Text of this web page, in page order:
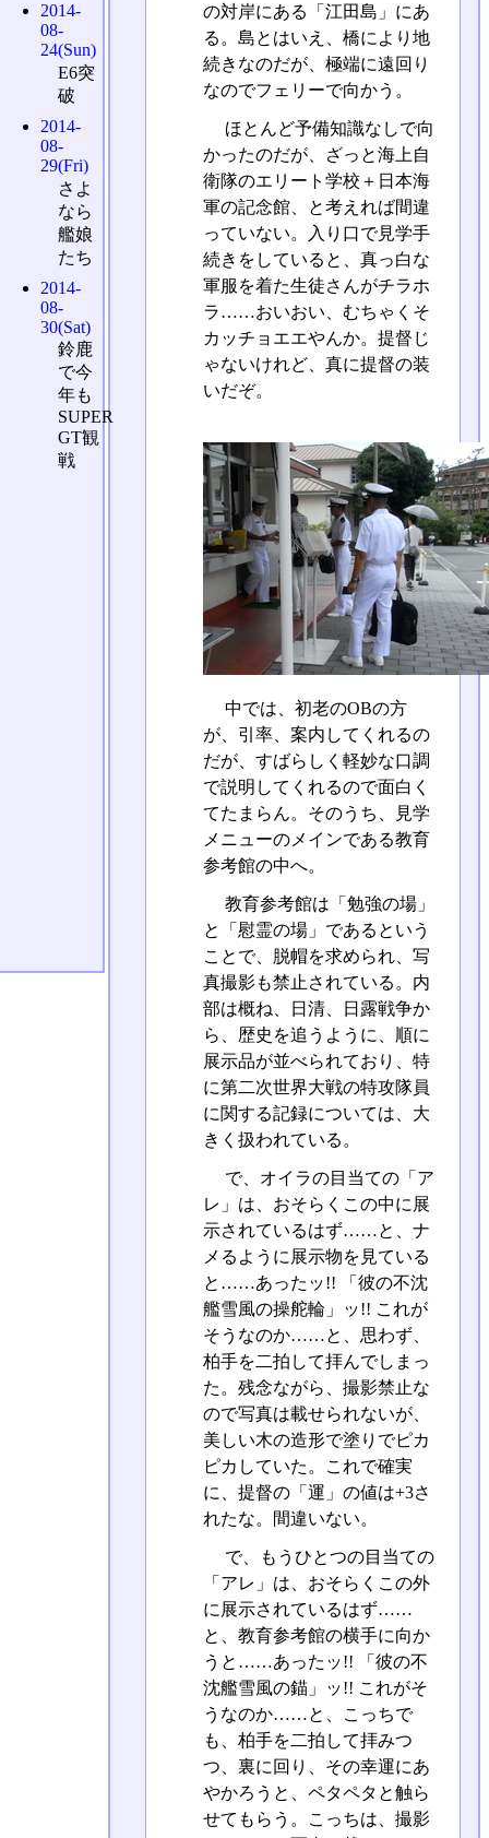
の対岸にある「江田島」にあ
る。島とはいえ、橋により地
続きなのだが、極端に遠回り
なのでフェリーで向かう。
ほとんど予備知識なしで向
かったのだが、ざっと海上自
衛隊のエリート学校＋日本海
軍の記念館、と考えれば間違
っていない。入り口で見学手
続きをしていると、真っ白な
軍服を着た生徒さんがチラホ
ラ……おいおい、むちゃくそ
カッチョエエやんか。提督じ
ゃないけれど、真に提督の装
いだぞ。
中では、初老のOBの方
が、引率、案内してくれるの
だが、すばらしく軽妙な口調
で説明してくれるので面白く
てたまらん。そのうち、見学
メニューのメインである教育
参考館の中へ。
教育参考館は「勉強の場」
と「慰霊の場」であるという
ことで、脱帽を求められ、写
真撮影も禁止されている。内
部は概ね、日清、日露戦争か
ら、歴史を追うように、順に
展示品が並べられており、特
に第二次世界大戦の特攻隊員
に関する記録については、大
きく扱われている。
で、オイラの目当ての「ア
レ」は、おそらくこの中に展
示されているはず……と、ナ
メるように展示物を見ている
と……あったッ!! 「彼の不沈
艦雪風の操舵輪」ッ!! これが
そうなのか……と、思わず、
柏手を二拍して拝んでしまっ
た。残念ながら、撮影禁止な
ので写真は載せられないが、
美しい木の造形で塗りでピカ
ピカしていた。これで確実
に、提督の「運」の値は+3さ
れたな。間違いない。
で、もうひとつの目当ての
「アレ」は、おそらくこの外
に展示されているはず……
と、教育参考館の横手に向か
うと……あったッ!! 「彼の不
沈艦雪風の錨」ッ!! これがそ
うなのか……と、こっちで
も、柏手を二拍して拝みつ
つ、裏に回り、その幸運にあ
やかろうと、ペタペタと触ら
せてもらう。こっちは、撮影
2014-
08-
24(Sun)
E6突
破
2014-
08-
29(Fri)
さよ
なら
艦娘
たち
2014-
08-
30(Sat)
鈴鹿
で今
年も
SUPER
GT観
戦